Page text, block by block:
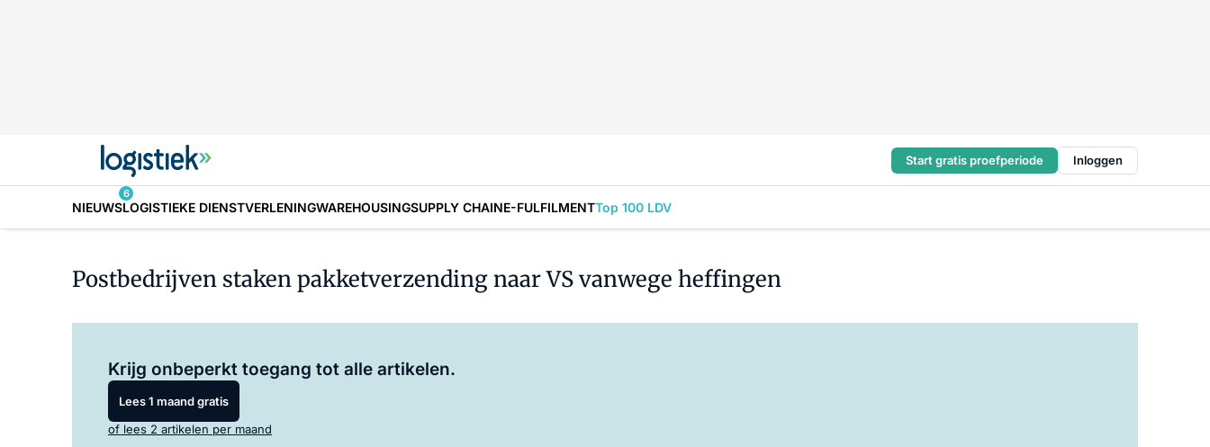
Start gratis proefperiode Inloggen
NIEUWS
6
LOGISTIEKE DIENSTVERLENINGWAREHOUSINGSUPPLY CHAINE-FULFILMENTTop 100 LDV
Postbedrijven staken pakketverzending naar VS vanwege heffingen
Krijg onbeperkt toegang tot alle artikelen.
Lees 1 maand gratis
of lees 2 artikelen per maand